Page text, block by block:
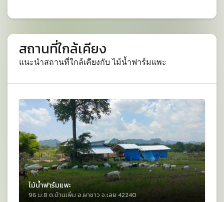
สถานที่ใกล้เคียง
แนะนำสถานที่ใกล้เคียงกับ ไม้น้ำฟาร์มแพะ
ไม้น้ำฟาร์มแพะ
96 ม.8 ต.บ้านเพิ่ม อ.ผาขาว จ.เลย 42240